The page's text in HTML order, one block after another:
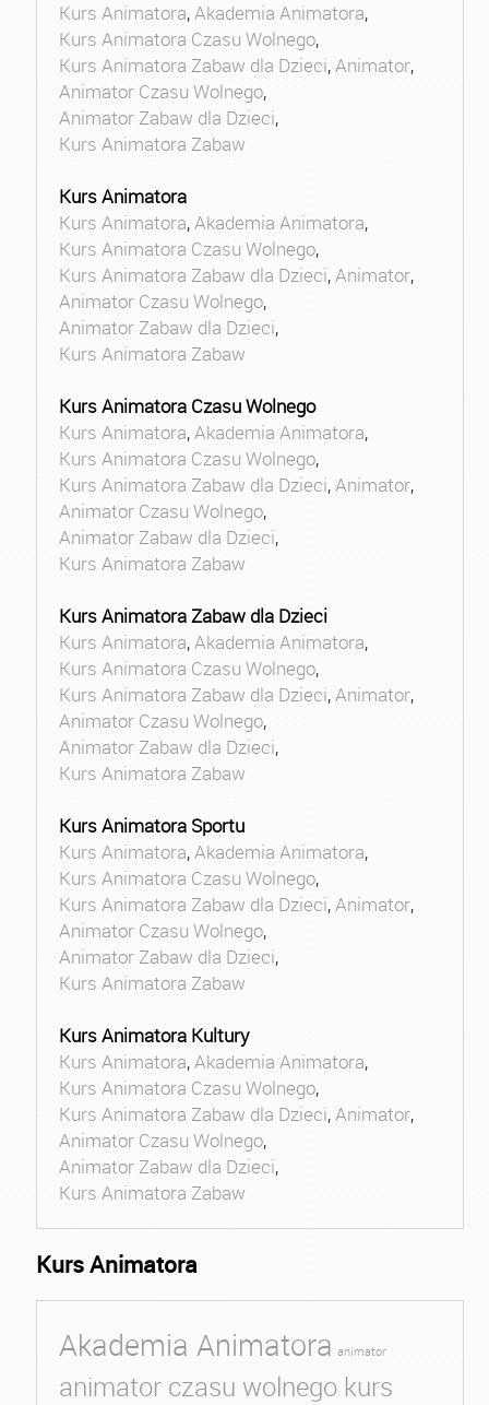
Kurs Animatora,Akademia Animatora,
Kurs Animatora Czasu Wolnego,
Kurs Animatora Zabaw dla Dzieci,Animator,
Animator Czasu Wolnego,
Animator Zabaw dla Dzieci,
Kurs Animatora Zabaw
Kurs Animatora
Kurs Animatora,Akademia Animatora,
Kurs Animatora Czasu Wolnego,
Kurs Animatora Zabaw dla Dzieci,Animator,
Animator Czasu Wolnego,
Animator Zabaw dla Dzieci,
Kurs Animatora Zabaw
Kurs Animatora Czasu Wolnego
Kurs Animatora,Akademia Animatora,
Kurs Animatora Czasu Wolnego,
Kurs Animatora Zabaw dla Dzieci,Animator,
Animator Czasu Wolnego,
Animator Zabaw dla Dzieci,
Kurs Animatora Zabaw
Kurs Animatora Zabaw dla Dzieci
Kurs Animatora,Akademia Animatora,
Kurs Animatora Czasu Wolnego,
Kurs Animatora Zabaw dla Dzieci,Animator,
Animator Czasu Wolnego,
Animator Zabaw dla Dzieci,
Kurs Animatora Zabaw
Kurs Animatora Sportu
Kurs Animatora,Akademia Animatora,
Kurs Animatora Czasu Wolnego,
Kurs Animatora Zabaw dla Dzieci,Animator,
Animator Czasu Wolnego,
Animator Zabaw dla Dzieci,
Kurs Animatora Zabaw
Kurs Animatora Kultury
Kurs Animatora,Akademia Animatora,
Kurs Animatora Czasu Wolnego,
Kurs Animatora Zabaw dla Dzieci,Animator,
Animator Czasu Wolnego,
Animator Zabaw dla Dzieci,
Kurs Animatora Zabaw
Kurs Animatora
Akademia Animatora animator
animator czasu wolnego kurs